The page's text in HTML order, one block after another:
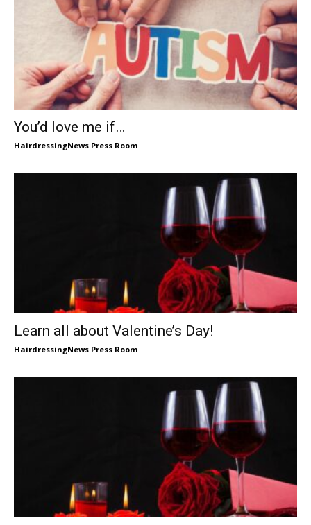
You’d love me if…
HairdressingNews Press Room
Learn all about Valentine’s Day!
HairdressingNews Press Room